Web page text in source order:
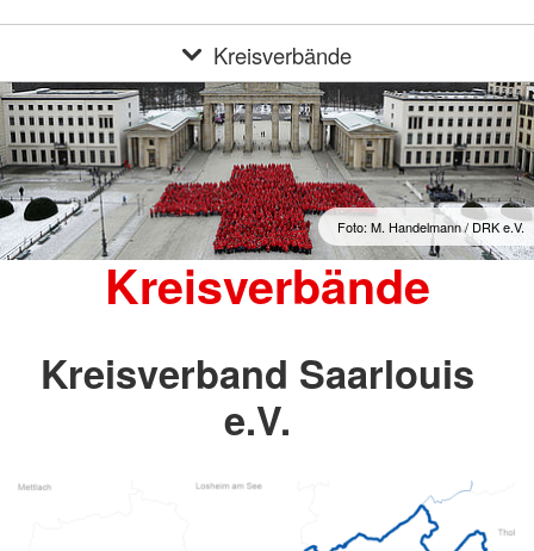
Kreisverbände
Foto: M. Handelmann / DRK e.V.
Kreisverbände
Kreisverband Saarlouis
e.V.